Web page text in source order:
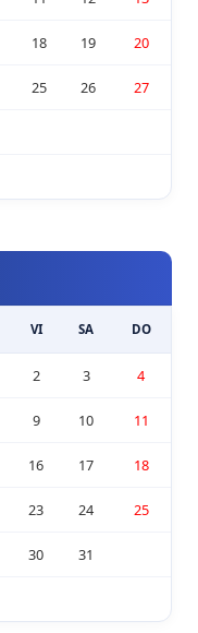
18 19 20
25 26 27
VI SA DO
2 3 4
9 10 11
16 17 18
23 24 25
30 31